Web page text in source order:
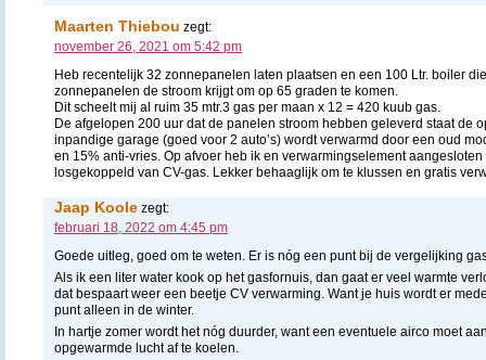
Maarten Thiebou zegt:
november 26, 2021 om 5:42 pm
Heb recentelijk 32 zonnepanelen laten plaatsen en een 100 Ltr. boiler
zonnepanelen de stroom krijgt om op 65 graden te komen.
Dit scheelt mij al ruim 35 mtr.3 gas per maan x 12 = 420 kuub gas.
De afgelopen 200 uur dat de panelen stroom hebben geleverd staat de
inpandige garage (goed voor 2 auto’s) wordt verwarmd door een oud
en 15% anti-vries. Op afvoer heb ik en verwarmingselement aangesloten
losgekoppeld van CV-gas. Lekker behaaglijk om te klussen en gratis
Jaap Koole zegt:
februari 18, 2022 om 4:45 pm
Goede uitleg, goed om te weten. Er is nóg een punt bij de vergelijking
Als ik een liter water kook op het gasfornuis, dan gaat er veel warmte
dat bespaart weer een beetje CV verwarming. Want je huis wordt er
punt alleen in de winter.
In hartje zomer wordt het nóg duurder, want een eventuele airco moet
opgewarmde lucht af te koelen.